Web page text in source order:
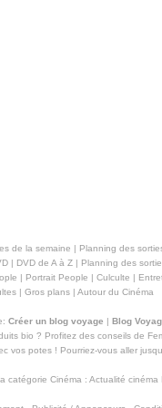
de la semaine | Planning des
| DVD de A à Z| Planning des
| Portrait People | Culculte |
| Gros plans | Autour du Cinéma
Créer un blog voyage | Blog
bio ? Profitez des conseils de
vos potes ! Pourriez-vous aller
catégorie Cinéma : Actualité cinéma